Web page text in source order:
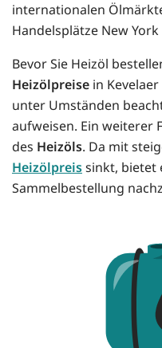
internationalen
Handelsplätze New
Bevor Sie Heizöl
Heizölpreise in
unter Umständen
aufweisen. Ein weiterer
des Heizöls. Da mit
Heizölpreissinkt, bietet
Sammelbestellung